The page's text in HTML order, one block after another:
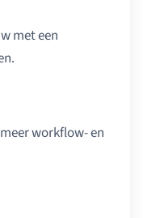
met een
workflow- en